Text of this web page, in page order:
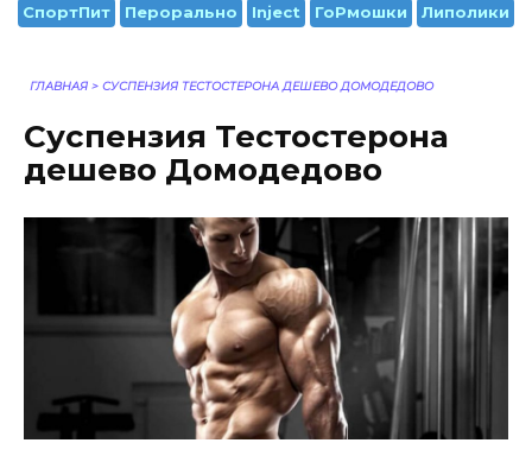
СпортПит Перорально Inject ГоРмошки Липолики
ГЛАВНАЯ > СУСПЕНЗИЯ ТЕСТОСТЕРОНА ДЕШЕВО ДОМОДЕДОВО
Суспензия Тестостерона
дешево Домодедово